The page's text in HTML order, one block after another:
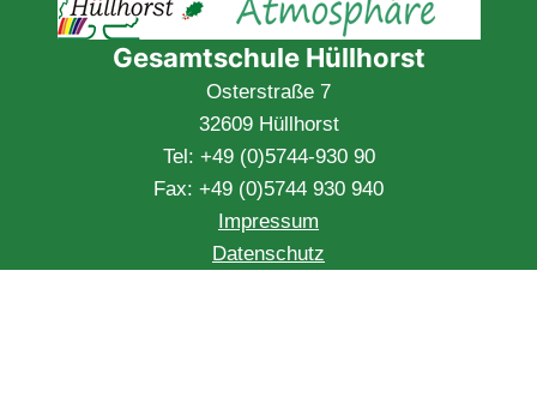
Gesamtschule Hüllhorst
Osterstraße 7
32609 Hüllhorst
Tel: +49 (0)5744-930 90
Fax: +49 (0)5744 930 940
Impressum
Datenschutz